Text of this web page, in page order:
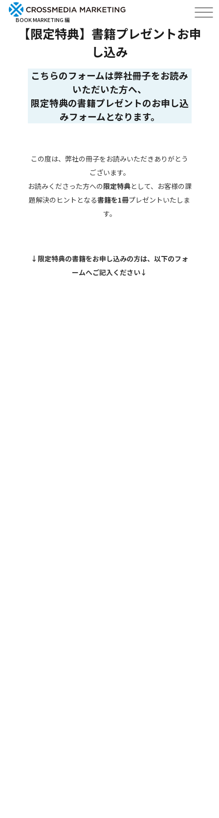
BOOK MARKETING 編
【限定特典】書籍プレゼントお申
し込み
こちらのフォームは弊社冊子をお読み
いただいた方へ、
限定特典の書籍プレゼントのお申し込
みフォームとなります。
この度は、弊社の冊子をお読みいただきありがとう
ございます。
お読みくださった方への限定特典として、お客様の課
題解決のヒントとなる書籍を1冊プレゼントいたしま
す。
↓限定特典の書籍をお申し込みの方は、以下のフォ
ームへご記入ください↓